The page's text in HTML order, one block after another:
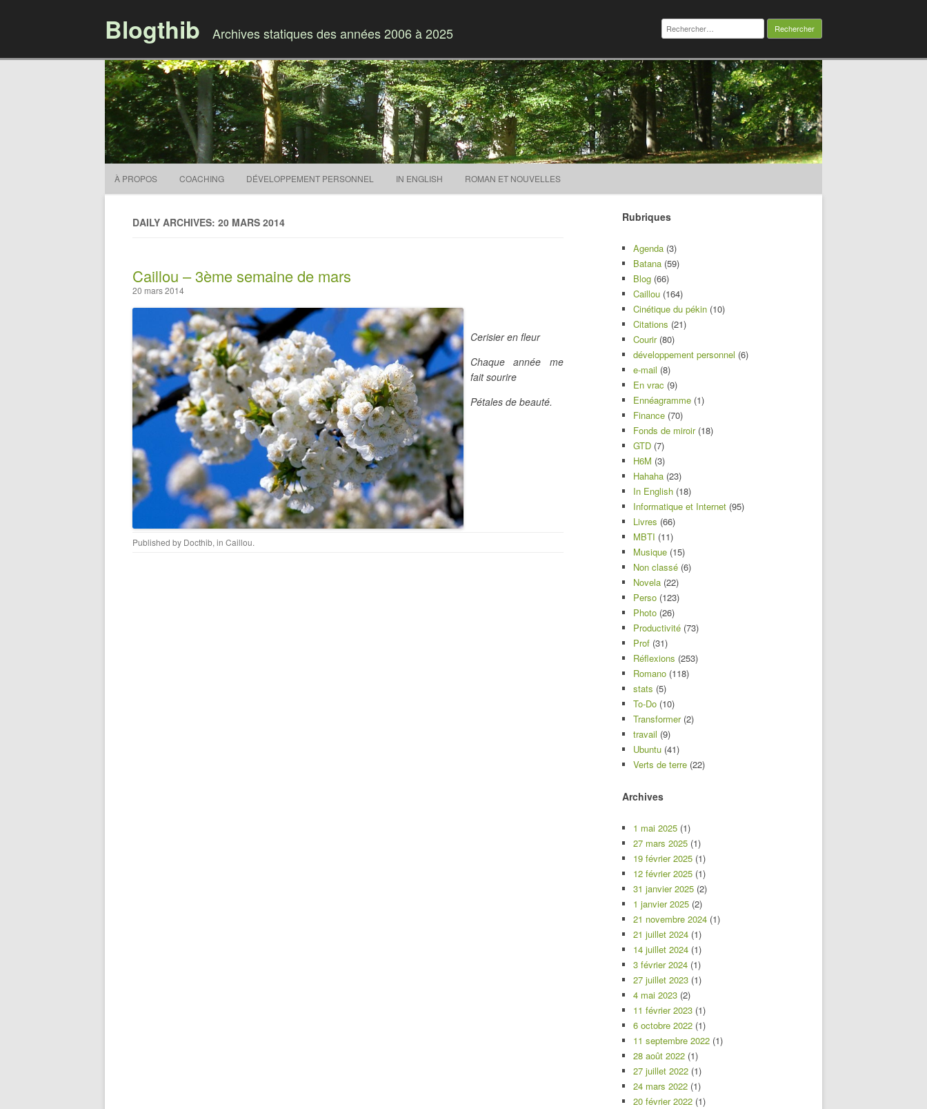
Blogthib Archives statiques des années 2006 à 2025
Rechercher :
À PROPOS COACHING DÉVELOPPEMENT PERSONNEL IN ENGLISH ROMAN ET NOUVELLES
DAILY ARCHIVES: 20 MARS 2014
Caillou – 3ème semaine de mars
20 mars 2014
Cerisier en fleur
Chaque année me
fait sourire
Pétales de beauté.
Published by Docthib, in Caillou.
Rubriques
Agenda (3)
Batana (59)
Blog (66)
Caillou (164)
Cinétique du pékin (10)
Citations (21)
Courir(80)
développement personnel (6)
e-mail (8)
En vrac (9)
Ennéagramme (1)
Finance (70)
Fonds de miroir(18)
GTD (7)
H6M (3)
Hahaha (23)
In English (18)
Informatique et Internet (95)
Livres (66)
MBTI (11)
Musique (15)
Non classé (6)
Novela (22)
Perso (123)
Photo (26)
Productivité (73)
Prof (31)
Réflexions (253)
Romano (118)
stats (5)
To-Do (10)
Transformer(2)
travail (9)
Ubuntu (41)
Verts de terre (22)
Archives
1 mai 2025 (1)
27 mars 2025 (1)
19 février 2025 (1)
12 février 2025 (1)
31 janvier 2025 (2)
1 janvier 2025 (2)
21 novembre 2024 (1)
21 juillet 2024 (1)
14 juillet 2024 (1)
3 février 2024 (1)
27 juillet 2023 (1)
4 mai 2023 (2)
11 février 2023 (1)
6 octobre 2022 (1)
11 septembre 2022 (1)
28 août 2022 (1)
27 juillet 2022 (1)
24 mars 2022 (1)
20 février 2022 (1)